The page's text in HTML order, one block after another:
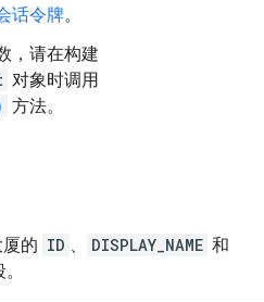
话令牌。
，请在构建
对象时调用
方法。
的 ID 、 DISPLAY_NAME 和